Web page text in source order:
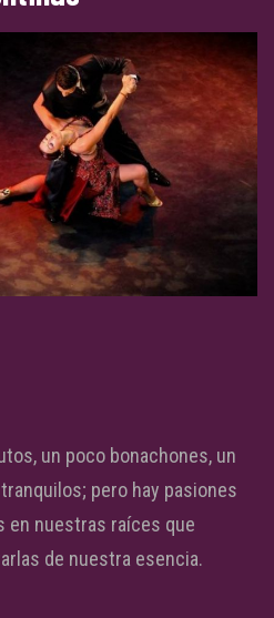
un poco bonachones, un
pero hay pasiones
en nuestras raíces que
de nuestra esencia.